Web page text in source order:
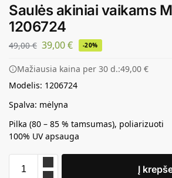
Saulės akiniai vaikams
1206724
49,00€ 39,00€ -20%
Mažiausia kaina per 30 d.:49,00 €
Modelis: 1206724
Spalva: mėlyna
Pilka (80 – 85 % tamsumas), poliarizuoti
100% UV apsauga
Į